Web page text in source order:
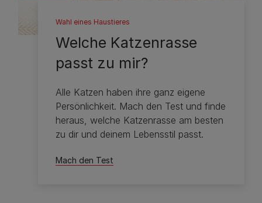
Wahl eines Haustieres
Welche Katzenrasse
passt zu mir?
Alle Katzen haben ihre ganz eigene
Persönlichkeit. Mach den Test und finde
heraus, welche Katzenrasse am besten
zu dir und deinem Lebensstil passt.
Mach den Test